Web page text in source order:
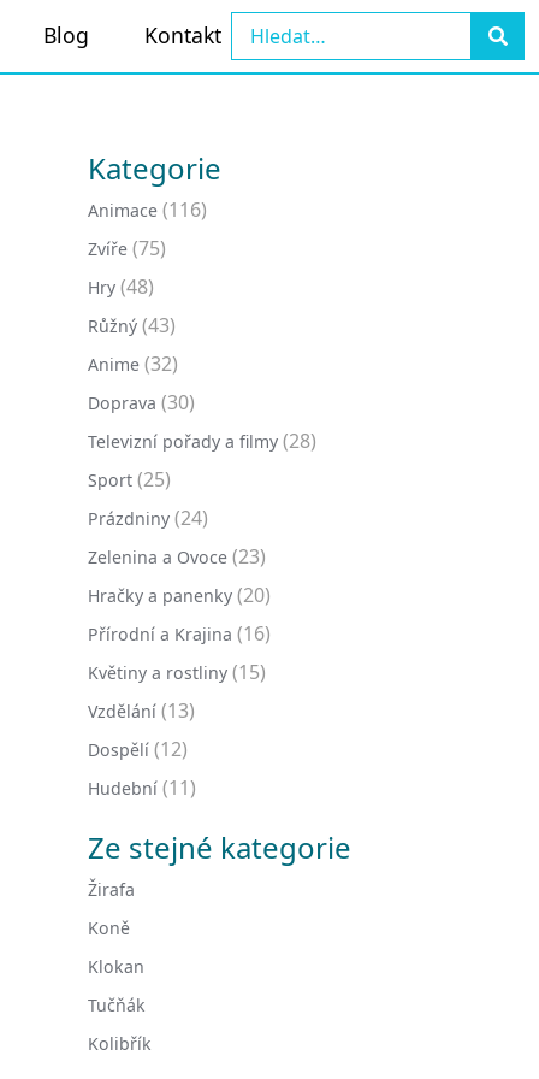
Blog Kontakt
Kategorie
Animace (116)
Zvíře (75)
Hry (48)
Růžný (43)
Anime (32)
Doprava (30)
Televizní pořady a filmy (28)
Sport (25)
Prázdniny (24)
Zelenina a Ovoce (23)
Hračky a panenky (20)
Přírodní a Krajina (16)
Květiny a rostliny (15)
Vzdělání (13)
Dospělí (12)
Hudební (11)
Ze stejné kategorie
Žirafa
Koně
Klokan
Tučňák
Kolibřík